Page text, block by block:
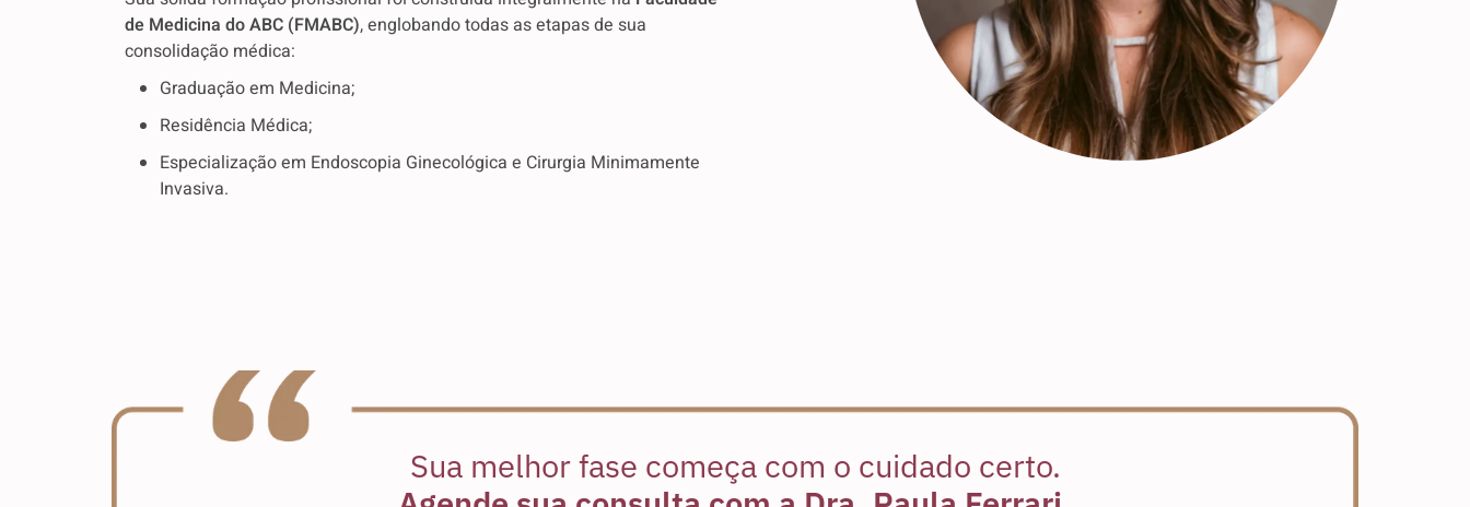
de Medicina do ABC (FMABC), englobando todas as etapas de sua
consolidação médica:
Graduação em Medicina;
Residência Médica;
Especialização em Endoscopia Ginecológica e Cirurgia Minimamente
Invasiva.
Sua melhor fase começa com o cuidado certo.